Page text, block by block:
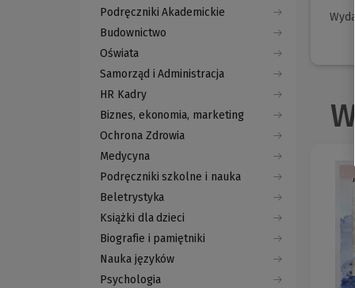
Podręczniki Akademickie
Budownictwo
Oświata
Samorząd i Administracja
HR Kadry
Biznes, ekonomia, marketing
Ochrona Zdrowia
Medycyna
Podręczniki szkolne i nauka
Beletrystyka
Książki dla dzieci
Biografie i pamiętniki
Nauka języków
Psychologia